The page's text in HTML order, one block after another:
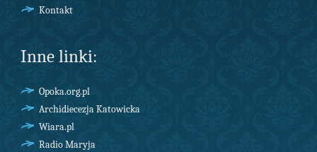
Kontakt
Inne linki:
Opoka.org.pl
Archidiecezja Katowicka
Wiara.pl
Radio Maryja